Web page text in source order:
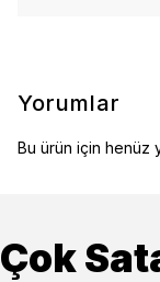
Yorumlar
Bu ürün için henüz
Çok